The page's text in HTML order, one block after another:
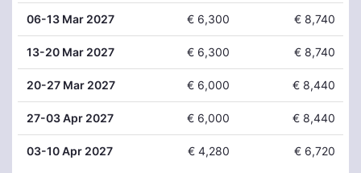
06-13 Mar 2027 € 6,300 € 8,740
13-20 Mar 2027 € 6,300 € 8,740
20-27 Mar 2027 € 6,000 € 8,440
27-03 Apr 2027 € 6,000 € 8,440
03-10 Apr 2027 € 4,280 € 6,720